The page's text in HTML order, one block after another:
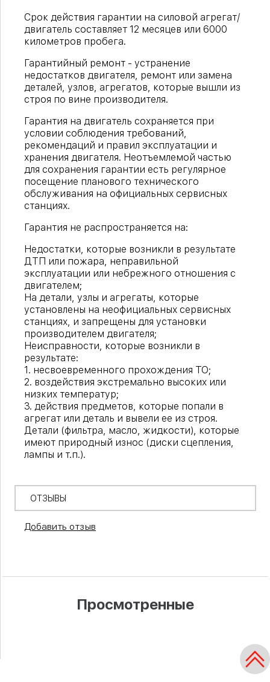
Срок действия гарантии на силовой агрегат/
двигатель составляет 12 месяцев или 6000
километров пробега.
Гарантийный ремонт - устранение
недостатков двигателя, ремонт или замена
деталей, узлов, агрегатов, которые вышли из
строя по вине производителя.
Гарантия на двигатель сохраняется при
условии соблюдения требований,
рекомендаций и правил эксплуатации и
хранения двигателя. Неотъемлемой частью
для сохранения гарантии есть регулярное
посещение планового технического
обслуживания на официальных сервисных
станциях.
Гарантия не распространяется на:
Недостатки, которые возникли в результате
ДТП или пожара, неправильной
эксплуатации или небрежного отношения с
двигателем;
На детали, узлы и агрегаты, которые
установлены на неофициальных сервисных
станциях, и запрещены для установки
производителем двигателя;
Неисправности, которые возникли в
результате:
1. несвоевременного прохождения ТО;
2. воздействия экстремально высоких или
низких температур;
3. действия предметов, которые попали в
агрегат или деталь и вывели ее из строя.
Детали (фильтра, масло, жидкости), которые
имеют природный износ (диски сцепления,
лампы и т.п.).
ОТЗЫВЫ
Добавить отзыв
Просмотренные